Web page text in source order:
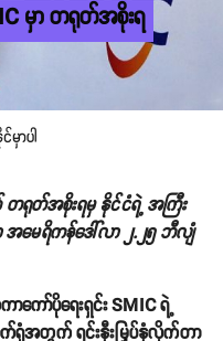
မှာ တရုတ်အစိုးရ
ာပါ
ရုတ်အစိုးရမှ နိုင်ငံရဲ့ အကြီး
အမေရိကန်ဒေါ်လာ ၂.၂၅ ဘီလျံ
ော်ပိုရေးရှင်း SMIC ရဲ့
ရုံအတွက် ရင်းနှီးမြှပ်နှံလိုက်တာ